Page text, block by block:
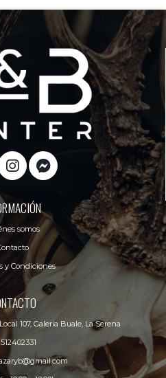
somos
y Condiciones
107, Galeria Buale, La Serena
512402331